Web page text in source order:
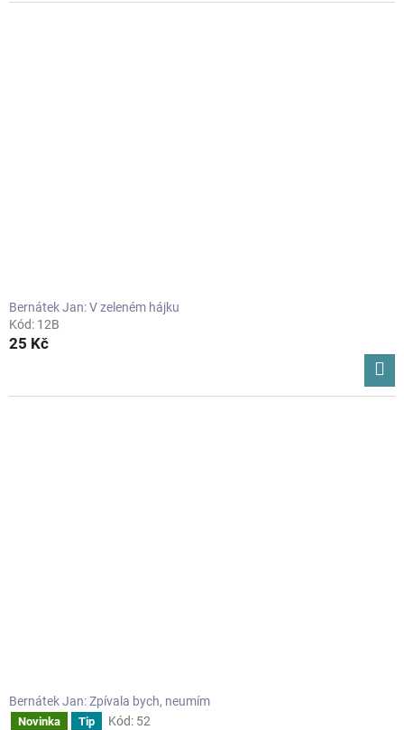
Bernátek Jan: V zeleném hájku
Kód: 12B
25 Kč
Bernátek Jan: Zpívala bych, neumím
Novinka Tip Kód: 52